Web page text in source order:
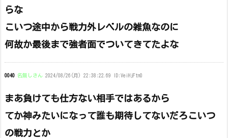
らな
こいつ途中から戦力外レベルの雑魚なのに
何故か最後まで強者面でついてきてたよな
0040 名無しさん 2024/08/26(月) 22:38:22.69 ID:VeiHjFtn0
まあ負けても仕方ない相手ではあるから
てか神みたいになって誰も期待してないだろこいつ
の戦力とか